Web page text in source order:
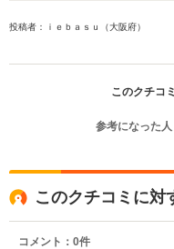
投稿者：ｉｅｂａｓｕ（大阪府）
このクチコ
参考になった人
このクチコミに対
コメント： 0件